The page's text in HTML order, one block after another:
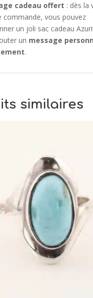
cadeau offert : dès la
commande, vous pouvez
un joli sac cadeau
un message
.
similaires